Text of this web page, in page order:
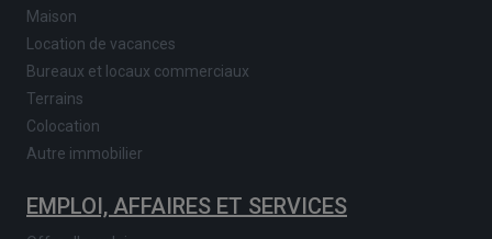
Maison
Location de vacances
Bureaux et locaux commerciaux
Terrains
Colocation
Autre immobilier
EMPLOI, AFFAIRES ET SERVICES